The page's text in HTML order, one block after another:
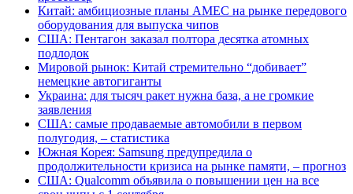
Китай: амбициозные планы AMEC на рынке передового
оборудования для выпуска чипов
США: Пентагон заказал полтора десятка атомных
подлодок
Мировой рынок: Китай стремительно “добивает”
немецкие автогиганты
Украина: для тысяч ракет нужна база, а не громкие
заявления
США: самые продаваемые автомобили в первом
полугодия, – статистика
Южная Корея: Samsung предупредила о
продолжительности кризиса на рынке памяти, – прогноз
США: Qualcomm объявила о повышении цен на все